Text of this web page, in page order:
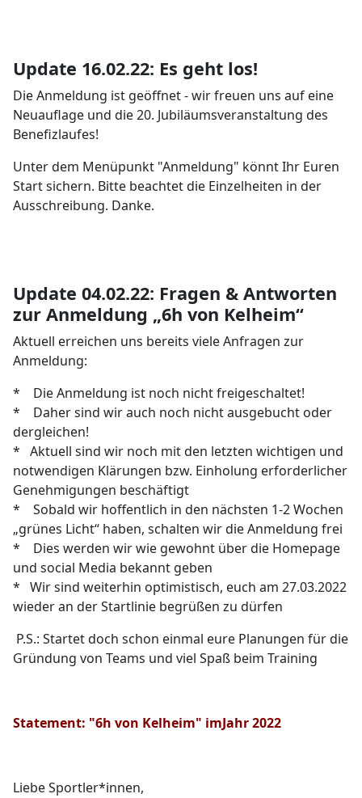
Update 16.02.22: Es geht los!
Die Anmeldung ist geöffnet - wir freuen uns auf eine
Neuauflage und die 20. Jubiläumsveranstaltung des
Benefizlaufes!
Unter dem Menüpunkt "Anmeldung" könnt Ihr Euren
Start sichern. Bitte beachtet die Einzelheiten in der
Ausschreibung. Danke.
Update 04.02.22: Fragen & Antworten
zur Anmeldung „6h von Kelheim“
Aktuell erreichen uns bereits viele Anfragen zur
Anmeldung:
* Die Anmeldung ist noch nicht freigeschaltet!
* Daher sind wir auch noch nicht ausgebucht oder
dergleichen!
* Aktuell sind wir noch mit den letzten wichtigen und
notwendigen Klärungen bzw. Einholung erforderlicher
Genehmigungen beschäftigt
* Sobald wir hoffentlich in den nächsten 1-2 Wochen
„grünes Licht“ haben, schalten wir die Anmeldung frei
* Dies werden wir wie gewohnt über die Homepage
und social Media bekannt geben
* Wir sind weiterhin optimistisch, euch am 27.03.2022
wieder an der Startlinie begrüßen zu dürfen
P.S.: Startet doch schon einmal eure Planungen für die
Gründung von Teams und viel Spaß beim Training
Statement: "6h von Kelheim" imJahr 2022
Liebe Sportler*innen,